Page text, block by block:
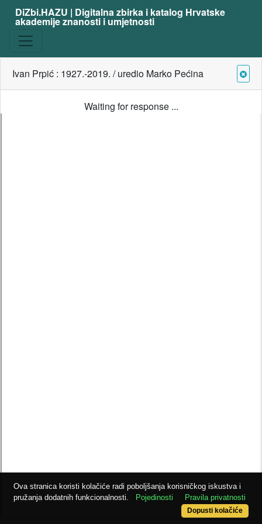
DiZbi.HAZU | Digitalna zbirka i katalog Hrvatske
akademije znanosti i umjetnosti
Ivan Prpić : 1927.-2019. / uredio Marko Pećina
Waiting for response ...
Ova stranica koristi kolačiće radi poboljšanja korisničkog iskustva i
pružanja dodatnih funkcionalnosti.
Pojedinosti Pravila privatnosti
Dopusti kolačiće